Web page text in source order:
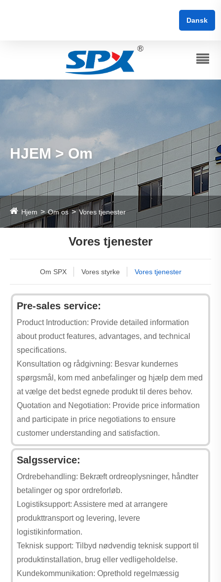
Dansk
HJEM > Om
Hjem Om os Vores tjenester
Vores tjenester
Om SPX Vores styrke Vores tjenester
Pre-sales service:
Product Introduction: Provide detailed information
about product features, advantages, and technical
specifications.
Konsultation og rådgivning: Besvar kundernes
spørgsmål, kom med anbefalinger og hjælp dem med
at vælge det bedst egnede produkt til deres behov.
Quotation and Negotiation: Provide price information
and participate in price negotiations to ensure
customer understanding and satisfaction.
Salgsservice:
Ordrebehandling: Bekræft ordreoplysninger, håndter
betalinger og spor ordreforløb.
Logistiksupport: Assistere med at arrangere
produkttransport og levering, levere
logistikinformation.
Teknisk support: Tilbyd nødvendig teknisk support til
produktinstallation, brug eller vedligeholdelse.
Kundekommunikation: Oprethold regelmæssig